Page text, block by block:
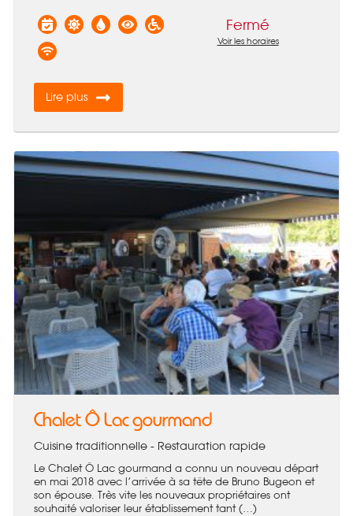
Fermé
Voir les horaires
Lire plus
Chalet Ô Lac gourmand
Cuisine traditionnelle - Restauration rapide
Le Chalet Ô Lac gourmand a connu un nouveau départ
en mai 2018 avec l’arrivée à sa tête de Bruno Bugeon et
son épouse. Très vite les nouveaux propriétaires ont
souhaité valoriser leur établissement tant (…)